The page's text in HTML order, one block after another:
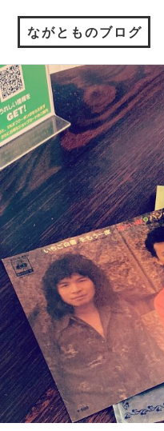
ながとものブログ